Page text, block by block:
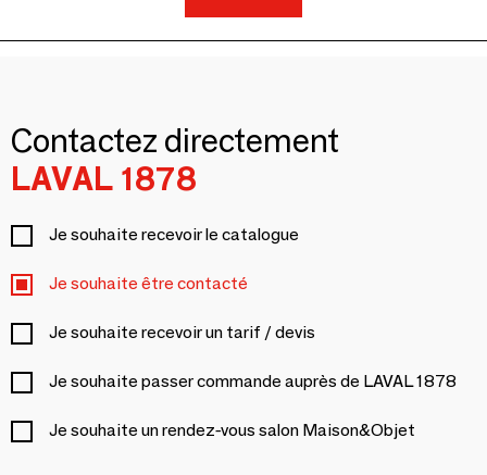
Contactez directement
LAVAL 1878
Je souhaite recevoir le catalogue
Je souhaite être contacté
Je souhaite recevoir un tarif / devis
Je souhaite passer commande auprès de LAVAL 1878
Je souhaite un rendez-vous salon Maison&Objet